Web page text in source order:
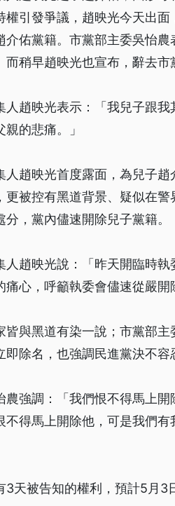
權引發爭議，趙映光今天出
介佑黨籍。市黨部主委吳怡
稍早趙映光也宣布，辭去市
人趙映光表示：「我兒子跟
的悲痛。」
人趙映光首度露面，為兒子
更被控有黑道背景、疑似在
，黨內儘速開除兒子黨籍。
人趙映光說：「昨天開臨時
心，呼籲執委會儘速從嚴開
皆與黑道有染一說；市黨部
除名，也強調民進黨決不容
農強調：「我們恨不得馬上
不得馬上開除他，可是我們
天被告知的權利，預計5月3